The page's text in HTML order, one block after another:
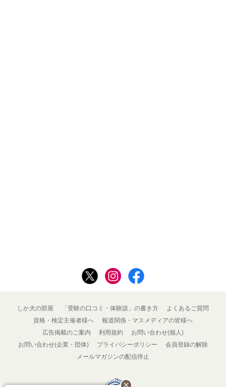
しか犬の部屋 「受験の口コミ・体験談」の書き方
よくあるご質問
資格・検定主催者様へ
報道関係・マスメディアの皆様へ
広告掲載のご案内
利用規約
お問い合わせ(個人)
お問い合わせ(企業・団体)
プライバシーポリシー
会員登録の解除
メールマガジンの配信停止
close